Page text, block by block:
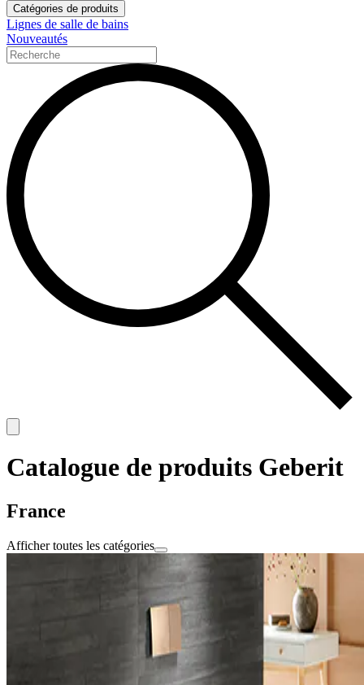
Catégories de produits
Lignes de salle de bains
Nouveautés
Catalogue de produits Geberit
France
Afficher toutes les catégories